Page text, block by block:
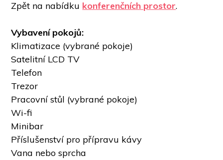
Zpět na nabídku konferenčních prostor.
Vybavení pokojů:
Klimatizace (vybrané pokoje)
Satelitní LCD TV
Telefon
Trezor
Pracovní stůl (vybrané pokoje)
Wi-fi
Minibar
Příslušenství pro přípravu kávy
Vana nebo sprcha